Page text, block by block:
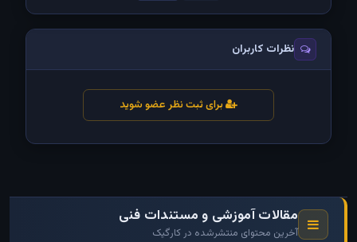
نظرات کاربران
برای ثبت نظر عضو شوید
مقالات آموزشی و مستندات فنی
آخرین محتوای منتشرشده در کارگیک